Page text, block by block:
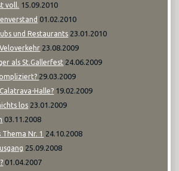
voll. 15.09.2010
01.02.2010
und Restaurants 23.01.2010
23.08.2009
als St.Gallerfest 24.06.2009
29.03.2009
Halle? 19.02.2009
los 23.01.2009
03.11.2008
Nr. 1 24.10.2008
25.09.2008
01.04.2007